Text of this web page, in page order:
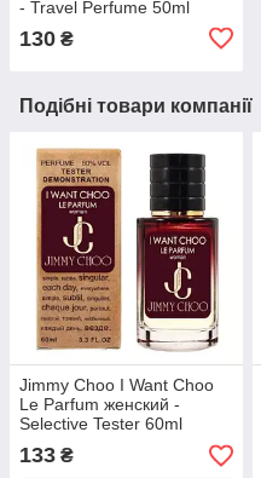
- Travel Perfume 50ml
130 ₴
Подібні товари компанії
Jimmy Choo I Want Choo
Le Parfum женский -
Selective Tester 60ml
133 ₴